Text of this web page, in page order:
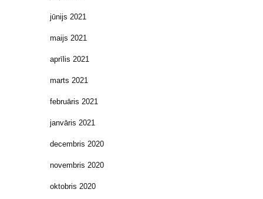
jūnijs 2021
maijs 2021
aprīlis 2021
marts 2021
februāris 2021
janvāris 2021
decembris 2020
novembris 2020
oktobris 2020